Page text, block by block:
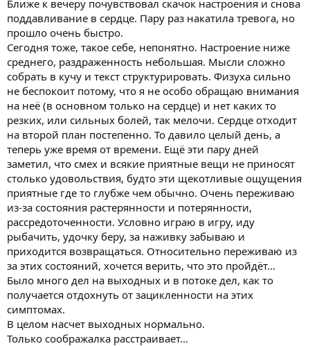
Ближе к вечеру почувствовал скачок настроения и снова
поддавливание в сердце. Пару раз накатила тревога, но
прошло очень быстро.
Сегодня тоже, такое себе, непонятно. Настроение ниже
среднего, раздраженность небольшая. Мысли сложно
собрать в кучу и текст структурировать. Физуха сильно
не беспокоит потому, что я не особо обращаю внимания
на неё (в основном только на сердце) и нет каких то
резких, или сильных болей, так мелочи. Сердце отходит
на второй план постепенно. То давило целый день, а
теперь уже время от времени. Ещё эти пару дней
заметил, что смех и всякие приятные вещи не приносят
столько удовольствия, будто эти щекотливые ощущения
приятные где то глубже чем обычно. Очень переживаю
из-за состояния растерянности и потерянности,
рассредоточенности. Условно играю в игру, иду
рыбачить, удочку беру, за наживку забываю и
приходится возвращаться. Относительно переживаю из
за этих состояний, хочется верить, что это пройдёт...
Было много дел на выходных и в потоке дел, как то
получается отдохнуть от зацикленности на этих
симптомах.
В целом насчет выходных нормально.
Только соображалка расстраивает...